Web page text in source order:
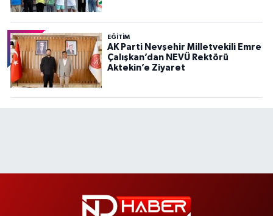
EĞITIM
AK Parti Nevşehir Milletvekili Emre
Çalışkan’dan NEVÜ Rektörü
Aktekin’e Ziyaret